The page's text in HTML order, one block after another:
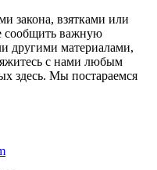
закона, взятками или
сообщить важную
другими материалами,
с нами любым
здесь. Мы постараемся